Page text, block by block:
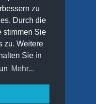
zu
Durch die
stimmen Sie
zu. Weitere
Sie in
Mehr...